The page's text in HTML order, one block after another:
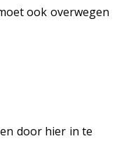
ook overwegen
door hier in te